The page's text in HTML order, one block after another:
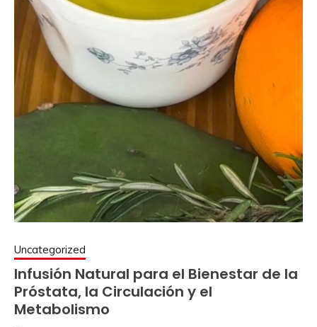
Uncategorized
Infusión Natural para el Bienestar de la
Próstata, la Circulación y el
Metabolismo